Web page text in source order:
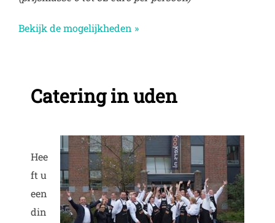
Bekijk de mogelijkheden »
Catering in uden
Hee
ft u
een
din